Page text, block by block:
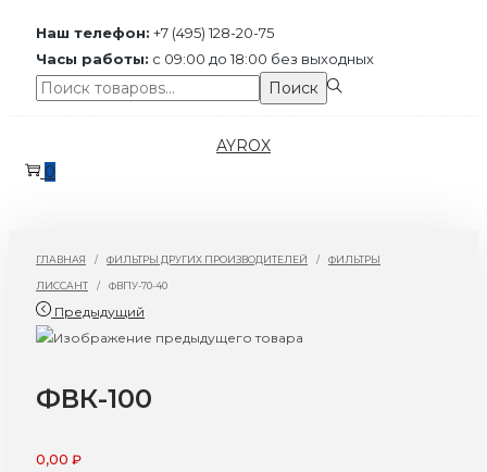
Наш телефон: +7 (495) 128-20-75
Часы работы: с 09:00 до 18:00 без выходных
Поиск:>
Поиск
к
к
AYROX
0
ГЛАВНАЯ / ФИЛЬТРЫ ДРУГИХ ПРОИЗВОДИТЕЛЕЙ / ФИЛЬТРЫ
ЛИССАНТ / ФВПУ-70-40
Предыдущий
ФВК-100
0,00 ₽